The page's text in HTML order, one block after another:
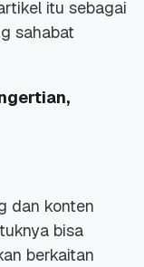
itu sebagai
sahabat
dan konten
bisa
berkaitan